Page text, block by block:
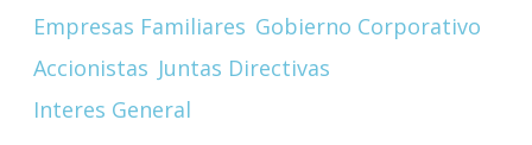
Empresas Familiares Gobierno Corporativo
Accionistas Juntas Directivas
Interes General